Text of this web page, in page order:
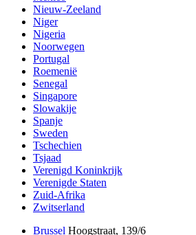
Nieuw-Zeeland
Niger
Nigeria
Noorwegen
Portugal
Roemenië
Senegal
Singapore
Slowakije
Spanje
Sweden
Tschechien
Tsjaad
Verenigd Koninkrijk
Verenigde Staten
Zuid-Afrika
Zwitserland
Brussel Hoogstraat, 139/6